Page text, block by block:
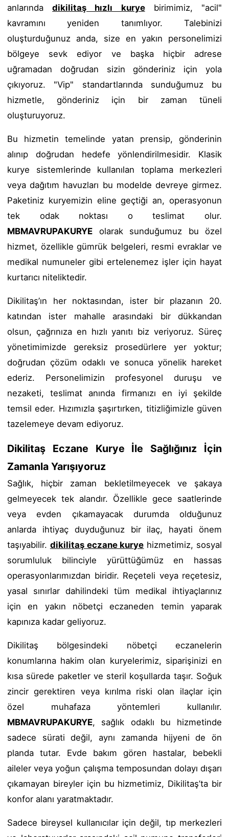
anlarındadikilitaş hızlı kuryebirimimiz, "acil"
kavramını yeniden tanımlıyor. Talebinizi
oluşturduğunuz anda, size en yakın personelimizi
bölgeye sevk ediyor ve başka hiçbir adrese
uğramadan doğrudan sizin gönderiniz için yola
çıkıyoruz. "Vip" standartlarında sunduğumuz bu
hizmetle, gönderiniz için bir zaman tüneli
oluşturuyoruz.
Bu hizmetin temelinde yatan prensip, gönderinin
alınıp doğrudan hedefe yönlendirilmesidir. Klasik
kurye sistemlerinde kullanılan toplama merkezleri
veya dağıtım havuzları bu modelde devreye girmez.
Paketiniz kuryemizin eline geçtiği an, operasyonun
tek odak noktası o teslimat olur.
MBMAVRUPAKURYE olarak sunduğumuz bu özel
hizmet, özellikle gümrük belgeleri, resmi evraklar ve
medikal numuneler gibi ertelenemez işler için hayat
kurtarıcı niteliktedir.
Dikilitaş’ın her noktasından, ister bir plazanın 20.
katından ister mahalle arasındaki bir dükkandan
olsun, çağrınıza en hızlı yanıtı biz veriyoruz. Süreç
yönetimimizde gereksiz prosedürlere yer yoktur;
doğrudan çözüm odaklı ve sonuca yönelik hareket
ederiz. Personelimizin profesyonel duruşu ve
nezaketi, teslimat anında firmanızı en iyi şekilde
temsil eder. Hızımızla şaşırtırken, titizliğimizle güven
tazelemeye devam ediyoruz.
Dikilitaş Eczane Kurye İle Sağlığınız İçin
Zamanla Yarışıyoruz
Sağlık, hiçbir zaman bekletilmeyecek ve şakaya
gelmeyecek tek alandır. Özellikle gece saatlerinde
veya evden çıkamayacak durumda olduğunuz
anlarda ihtiyaç duyduğunuz bir ilaç, hayati önem
taşıyabilir. dikilitaş eczane kurye hizmetimiz, sosyal
sorumluluk bilinciyle yürüttüğümüz en hassas
operasyonlarımızdan biridir. Reçeteli veya reçetesiz,
yasal sınırlar dahilindeki tüm medikal ihtiyaçlarınız
için en yakın nöbetçi eczaneden temin yaparak
kapınıza kadar geliyoruz.
Dikilitaş bölgesindeki nöbetçi eczanelerin
konumlarına hakim olan kuryelerimiz, siparişinizi en
kısa sürede paketler ve steril koşullarda taşır. Soğuk
zincir gerektiren veya kırılma riski olan ilaçlar için
özel muhafaza yöntemleri kullanılır.
MBMAVRUPAKURYE, sağlık odaklı bu hizmetinde
sadece sürati değil, aynı zamanda hijyeni de ön
planda tutar. Evde bakım gören hastalar, bebekli
aileler veya yoğun çalışma temposundan dolayı dışarı
çıkamayan bireyler için bu hizmetimiz, Dikilitaş’ta bir
konfor alanı yaratmaktadır.
Sadece bireysel kullanıcılar için değil, tıp merkezleri